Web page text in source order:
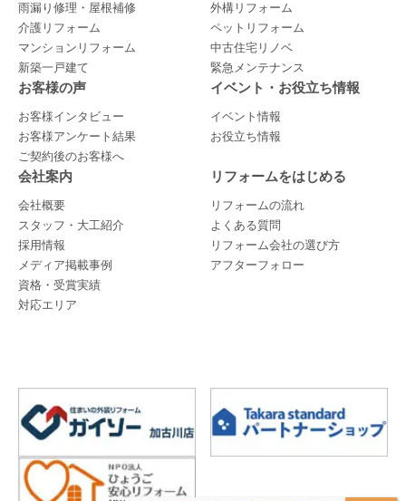
雨漏り修理・屋根補修
外構リフォーム
介護リフォーム
ペットリフォーム
マンションリフォーム
中古住宅リノベ
新築一戸建て
緊急メンテナンス
お客様の声
お客様インタビュー
お客様アンケート結果
ご契約後のお客様へ
イベント・お役立ち情報
イベント情報
お役立ち情報
会社案内
会社概要
スタッフ・大工紹介
採用情報
メディア掲載事例
資格・受賞実績
対応エリア
リフォームをはじめる
リフォームの流れ
よくある質問
リフォーム会社の選び方
アフターフォロー